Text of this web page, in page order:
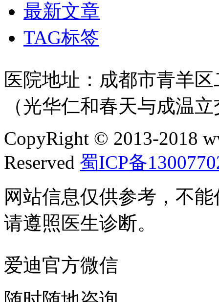
最新文章
TAG标签
医院地址：成都市青羊
（光华仁和春天与成温
CopyRight © 2013-2018
Reserved 蜀ICP备
网站信息仅供参考，不
请遵照医生诊断。
爱迪官方微信